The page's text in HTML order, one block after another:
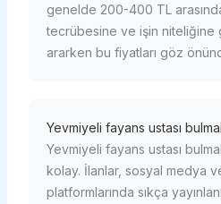
genelde 200-400 TL
tecrübesine ve işin niteliğine
ararken bu fiyatları göz
Yevmiyeli fayans ustası
Yevmiyeli fayans ustası
kolay. İlanlar, sosyal medya
platformlarında sıkça